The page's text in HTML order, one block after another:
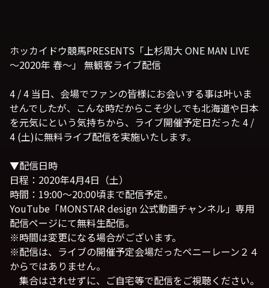
ホッカイドウ競馬PRESENTS「上杉周大 ONE MAN LIVE
～2020年 春～」 無観客ライブ配信
4 / 4 当日、会場でファンの皆様にお会いする事は叶いま
せんでしたが、こんな時だからこそ少しでも北海道や日本
を元気にという気持ちから、ライブ開催予定日だった 4 /
4 (土)に無料ライブ配信を実施いたします。
▼配信日時
日程：2020年4月4日（土）
時間：19:00～20:00頃まで配信予定。
YouTube「MONSTAR design 公式動画チャンネル」専用
配信ページにて無料生配信。
※時間は変更になる場合がございます。
※配信は、ライブの開催予定会場だったペニーレーン２４
からではありません。
集合はされせずに、ご自宅等で配信をご視聴ください。